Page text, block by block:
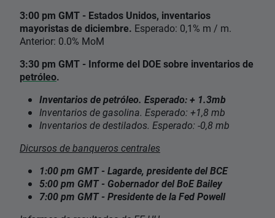
3:00 pm GMT - Estados Unidos, inventarios
mayoristas de diciembre. Esperado: 0,1% m / m.
Anterior: 0.0% MoM
3:30 pm GMT - Informe del DOE sobre inventarios de
petróleo.
Inventarios de petróleo. Esperado: + 1.3mb
Inventarios de gasolina. Esperado: +1,8 mb
Inventarios de destilados. Esperado: -0,8 mb
Dicursos de banqueros centrales
1:00 pm GMT - Lagarde, presidente del BCE
5:00 pm GMT - Gobernador del BoE Bailey
7:00 pm GMT - Presidente de la Fed Powell